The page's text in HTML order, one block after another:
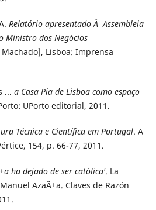
Relatório apresentado Ã Assembleia
Ministro dos Negócios
Lisboa: Imprensa
... a Casa Pia de Lisboa como espaço
UPorto editorial, 2011.
Técnica e Científica em Portugal. A
154, p. 66-77, 2011.
ha dejado de ser católica'. La
AzaÃ±a. Claves de Razón